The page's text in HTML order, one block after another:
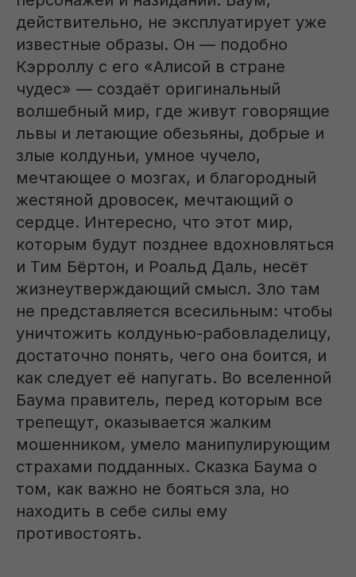
действительно, не эксплуатирует уже
известные образы. Он — подобно
Кэрроллу с его «Алисой в стране
чудес» — создаёт оригинальный
волшебный мир, где живут говорящие
львы и летающие обезьяны, добрые и
злые колдуньи, умное чучело,
мечтающее о мозгах, и благородный
жестяной дровосек, мечтающий о
сердце. Интересно, что этот мир,
которым будут позднее вдохновляться
и Тим Бёртон, и Роальд Даль, несёт
жизнеутверждающий смысл. Зло там
не представляется всесильным: чтобы
уничтожить колдунью-рабовладелицу,
достаточно понять, чего она боится, и
как следует её напугать. Во вселенной
Баума правитель, перед которым все
трепещут, оказывается жалким
мошенником, умело манипулирующим
страхами подданных. Сказка Баума о
том, как важно не бояться зла, но
находить в себе силы ему
противостоять.